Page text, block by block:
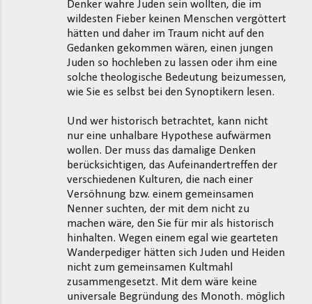
Denker wahre Juden sein wollten, die im
wildesten Fieber keinen Menschen vergöttert
hätten und daher im Traum nicht auf den
Gedanken gekommen wären, einen jungen
Juden so hochleben zu lassen oder ihm eine
solche theologische Bedeutung beizumessen,
wie Sie es selbst bei den Synoptikern lesen.
Und wer historisch betrachtet, kann nicht
nur eine unhalbare Hypothese aufwärmen
wollen. Der muss das damalige Denken
berücksichtigen, das Aufeinandertreffen der
verschiedenen Kulturen, die nach einer
Versöhnung bzw. einem gemeinsamen
Nenner suchten, der mit dem nicht zu
machen wäre, den Sie für mir als historisch
hinhalten. Wegen einem egal wie gearteten
Wanderpediger hätten sich Juden und Heiden
nicht zum gemeinsamen Kultmahl
zusammengesetzt. Mit dem wäre keine
universale Begründung des Monoth. möglich